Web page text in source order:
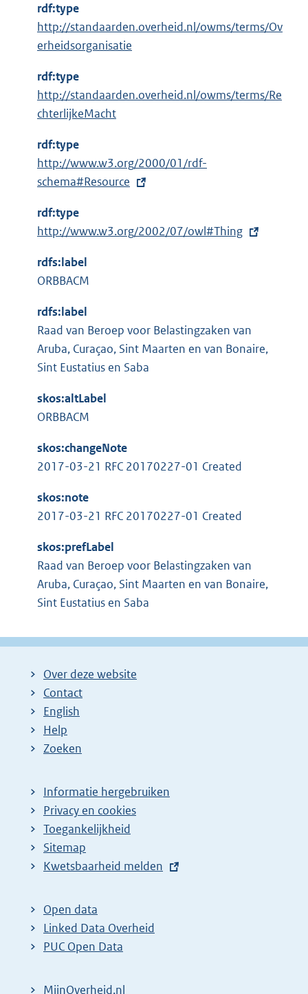
n
k
:
rdf:type
http://standaarden.overheid.nl/owms/terms/Ov
erheidsorganisatie
rdf:type
http://standaarden.overheid.nl/owms/terms/Re
chterlijkeMacht
rdf:type
E
x
e
r
e
i
n
k
:
http://www.w3.org/2000/01/rdf-
schema#Resource
rdf:type
E
t
e
n
e
l
n
k
http://www.w3.org/2002/07/owl#Thing
rdfs:label
ORBBACM
rdfs:label
Raad van Beroep voor Belastingzaken van
Aruba, Curaçao, Sint Maarten en van Bonaire,
Sint Eustatius en Saba
skos:altLabel
ORBBACM
skos:changeNote
2017-03-21 RFC 20170227-01 Created
skos:note
2017-03-21 RFC 20170227-01 Created
skos:prefLabel
Raad van Beroep voor Belastingzaken van
Aruba, Curaçao, Sint Maarten en van Bonaire,
Sint Eustatius en Saba
Over deze website
Contact
English
Help
Zoeken
Informatie hergebruiken
Privacy en cookies
Toegankelijkheid
Sitemap
E
t
e
r
Kwetsbaarheid melden
Open data
Linked Data Overheid
PUC Open Data
MijnOverheid.nl